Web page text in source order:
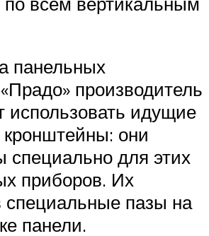
панельных
производитель
использовать идущие
кронштейны: они
специально для этих
приборов. Их
специальные пазы на
панели.